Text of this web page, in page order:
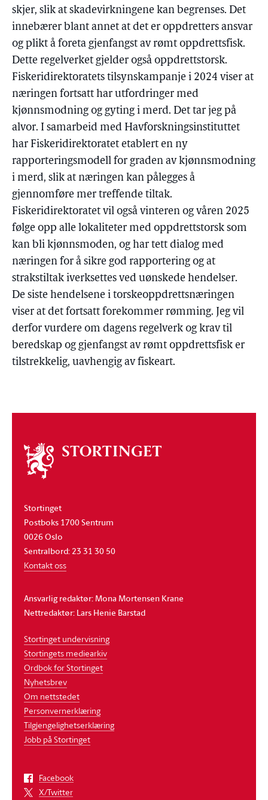
skjer, slik at skadevirkningene kan begrenses. Det
innebærer blant annet at det er oppdretters ansvar
og plikt å foreta gjenfangst av rømt oppdrettsfisk.
Dette regelverket gjelder også oppdrettstorsk.
Fiskeridirektoratets tilsynskampanje i 2024 viser at
næringen fortsatt har utfordringer med
kjønnsmodning og gyting i merd. Det tar jeg på
alvor. I samarbeid med Havforskningsinstituttet
har Fiskeridirektoratet etablert en ny
rapporteringsmodell for graden av kjønnsmodning
i merd, slik at næringen kan pålegges å
gjennomføre mer treffende tiltak.
Fiskeridirektoratet vil også vinteren og våren 2025
følge opp alle lokaliteter med oppdrettstorsk som
kan bli kjønnsmoden, og har tett dialog med
næringen for å sikre god rapportering og at
strakstiltak iverksettes ved uønskede hendelser.
De siste hendelsene i torskeoppdrettsnæringen
viser at det fortsatt forekommer rømming. Jeg vil
derfor vurdere om dagens regelverk og krav til
beredskap og gjenfangst av rømt oppdrettsfisk er
tilstrekkelig, uavhengig av fiskeart.
Om
stortinget
Stortinget
Postboks 1700 Sentrum
0026 Oslo
Sentralbord: 23 31 30 50
Kontakt oss
Ansvarlig redaktør: Mona Mortensen Krane
Nettredaktør: Lars Henie Barstad
Stortinget undervisning
Stortingets mediearkiv
Ordbok for Stortinget
Nyhetsbrev
Om nettstedet
Personvernerklæring
Tilgjengelighetserklæring
Jobb på Stortinget
Facebook
X/Twitter